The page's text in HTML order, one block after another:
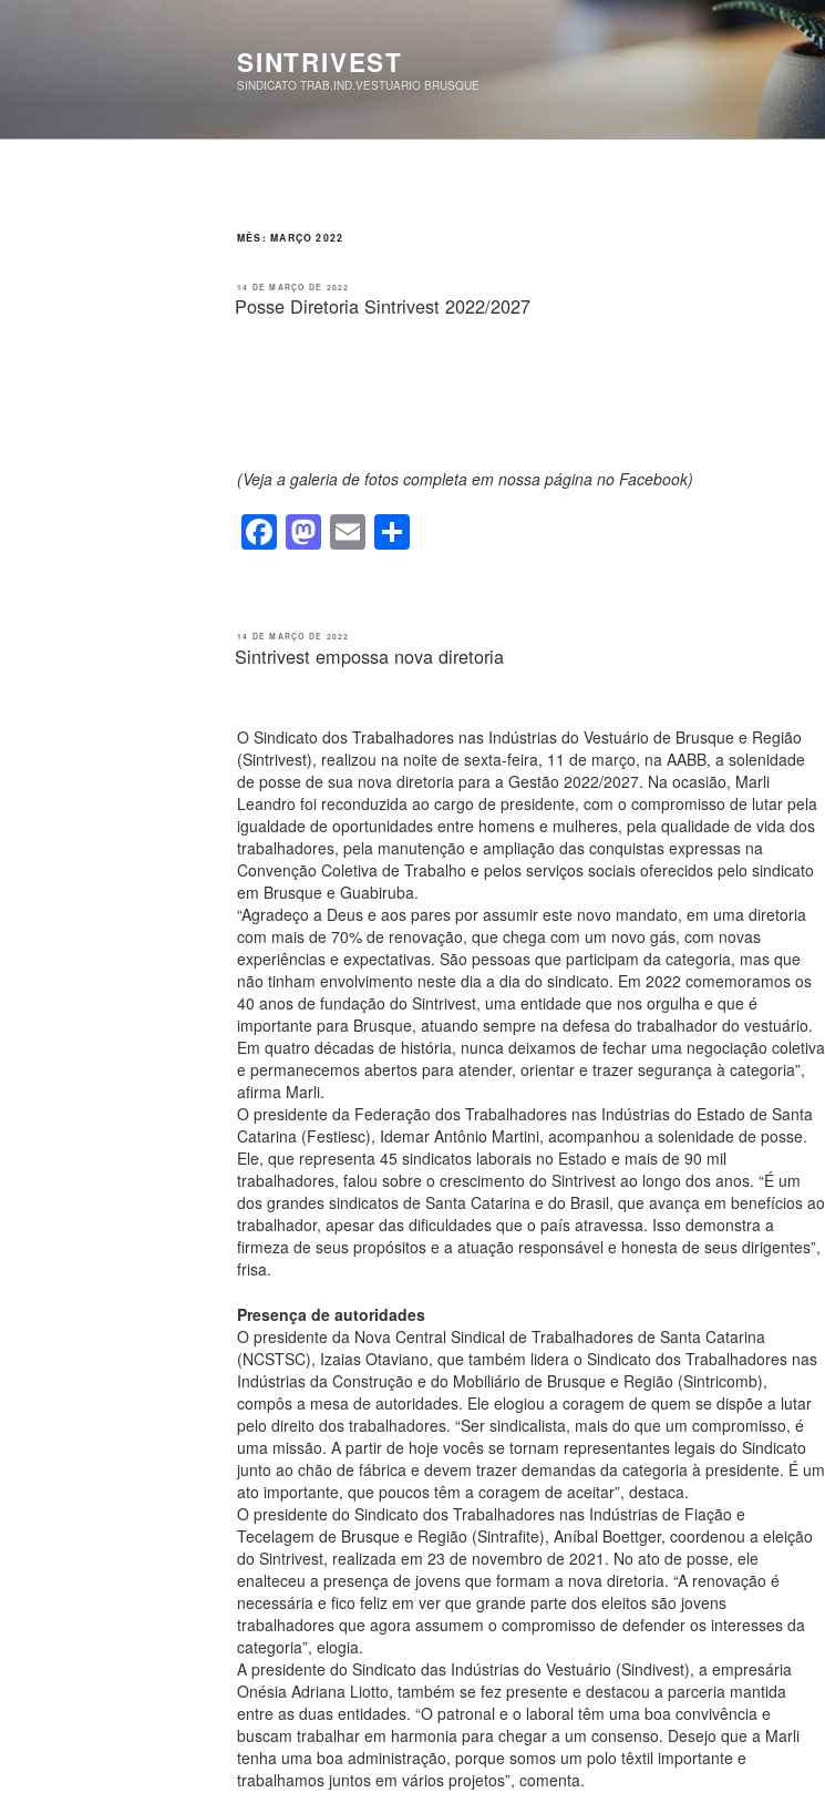
SINTRIVEST
SINDICATO TRAB.IND.VESTUARIO BRUSQUE
MÊS:MARÇO 2022
PUBLICADO
14 DE MARÇO DE 2022
Posse Diretoria Sintrivest 2022/2027
(Veja a galeria de fotos completa em nossa página no Facebook)
F
a
e
b
o
k
M
a
o
d
n
E
m
PUBLICADO
14 DE MARÇO DE 2022
Sintrivest empossa nova diretoria
O Sindicato dos Trabalhadores nas Indústrias do Vestuário de Brusque e Região
(Sintrivest), realizou na noite de sexta-feira, 11 de março, na AABB, a solenidade
de posse de sua nova diretoria para a Gestão 2022/2027. Na ocasião, Marli
Leandro foi reconduzida ao cargo de presidente, com o compromisso de lutar pela
igualdade de oportunidades entre homens e mulheres, pela qualidade de vida dos
trabalhadores, pela manutenção e ampliação das conquistas expressas na
Convenção Coletiva de Trabalho e pelos serviços sociais oferecidos pelo sindicato
em Brusque e Guabiruba.
“Agradeço a Deus e aos pares por assumir este novo mandato, em uma diretoria
com mais de 70% de renovação, que chega com um novo gás, com novas
experiências e expectativas. São pessoas que participam da categoria, mas que
não tinham envolvimento neste dia a dia do sindicato. Em 2022 comemoramos os
40 anos de fundação do Sintrivest, uma entidade que nos orgulha e que é
importante para Brusque, atuando sempre na defesa do trabalhador do vestuário.
Em quatro décadas de história, nunca deixamos de fechar uma negociação coletiva
e permanecemos abertos para atender, orientar e trazer segurança à categoria”,
afirma Marli.
O presidente da Federação dos Trabalhadores nas Indústrias do Estado de Santa
Catarina (Festiesc), Idemar Antônio Martini, acompanhou a solenidade de posse.
Ele, que representa 45 sindicatos laborais no Estado e mais de 90 mil
trabalhadores, falou sobre o crescimento do Sintrivest ao longo dos anos. “É um
dos grandes sindicatos de Santa Catarina e do Brasil, que avança em benefícios ao
trabalhador, apesar das dificuldades que o país atravessa. Isso demonstra a
firmeza de seus propósitos e a atuação responsável e honesta de seus dirigentes”,
frisa.
Presença de autoridades
O presidente da Nova Central Sindical de Trabalhadores de Santa Catarina
(NCSTSC), Izaias Otaviano, que também lidera o Sindicato dos Trabalhadores nas
Indústrias da Construção e do Mobiliário de Brusque e Região (Sintricomb),
compôs a mesa de autoridades. Ele elogiou a coragem de quem se dispõe a lutar
pelo direito dos trabalhadores. “Ser sindicalista, mais do que um compromisso, é
uma missão. A partir de hoje vocês se tornam representantes legais do Sindicato
junto ao chão de fábrica e devem trazer demandas da categoria à presidente. É um
ato importante, que poucos têm a coragem de aceitar”, destaca.
O presidente do Sindicato dos Trabalhadores nas Indústrias de Fiação e
Tecelagem de Brusque e Região (Sintrafite), Aníbal Boettger, coordenou a eleição
do Sintrivest, realizada em 23 de novembro de 2021. No ato de posse, ele
enalteceu a presença de jovens que formam a nova diretoria. “A renovação é
necessária e fico feliz em ver que grande parte dos eleitos são jovens
trabalhadores que agora assumem o compromisso de defender os interesses da
categoria”, elogia.
A presidente do Sindicato das Indústrias do Vestuário (Sindivest), a empresária
Onésia Adriana Liotto, também se fez presente e destacou a parceria mantida
entre as duas entidades. “O patronal e o laboral têm uma boa convivência e
buscam trabalhar em harmonia para chegar a um consenso. Desejo que a Marli
tenha uma boa administração, porque somos um polo têxtil importante e
trabalhamos juntos em vários projetos”, comenta.